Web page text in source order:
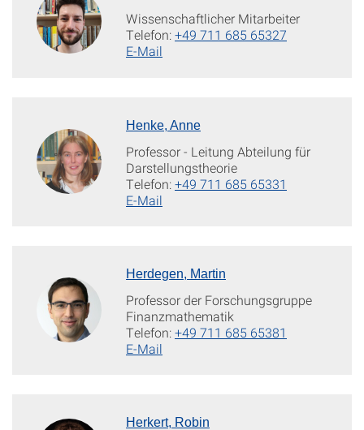
Wissenschaftlicher Mitarbeiter
Telefon:+49 711 685 65327
E-Mail
Henke, Anne
Professor - Leitung Abteilung für
Darstellungstheorie
Telefon:+49 711 685 65331
E-Mail
Herdegen, Martin
Professor der Forschungsgruppe
Finanzmathematik
Telefon:+49 711 685 65381
E-Mail
Herkert, Robin